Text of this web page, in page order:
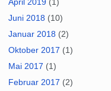
Juni 2018 (10)
Januar 2018 (2)
Oktober 2017 (1)
Mai 2017 (1)
Februar 2017 (2)